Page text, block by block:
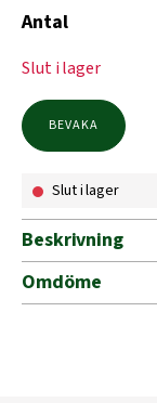
Antal
Slut i lager
BEVAKA
Slut i lager
Beskrivning
Omdöme